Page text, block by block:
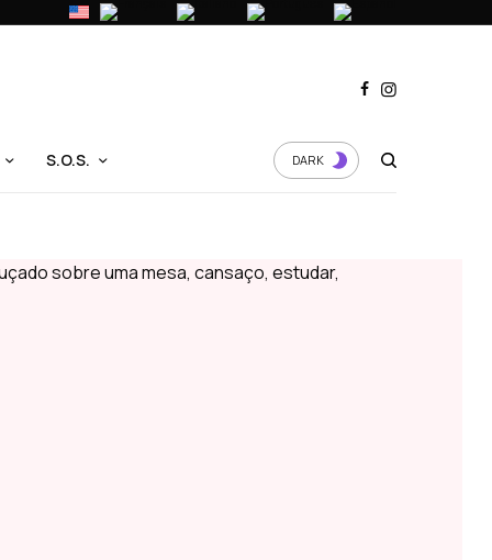
S.O.S. DARK